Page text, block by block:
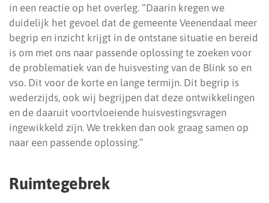
in een reactie op het overleg. “Daarin kregen we
duidelijk het gevoel dat de gemeente Veenendaal meer
begrip en inzicht krijgt in de ontstane situatie en bereid
is om met ons naar passende oplossing te zoeken voor
de problematiek van de huisvesting van de Blink so en
vso. Dit voor de korte en lange termijn. Dit begrip is
wederzijds, ook wij begrijpen dat deze ontwikkelingen
en de daaruit voortvloeiende huisvestingsvragen
ingewikkeld zijn. We trekken dan ook graag samen op
naar een passende oplossing.”
Ruimtegebrek